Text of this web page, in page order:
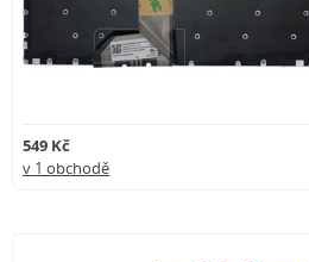
549 Kč
v 1 obchodě